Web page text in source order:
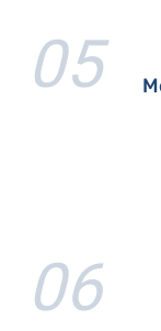
05
06